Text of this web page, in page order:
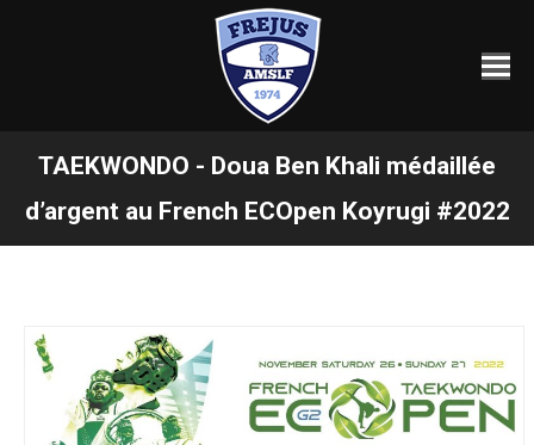
TAEKWONDO - Doua Ben Khali médaillée
d’argent au French ECOpen Koyrugi #2022